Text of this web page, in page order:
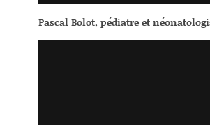
Pascal Bolot, pédiatre et